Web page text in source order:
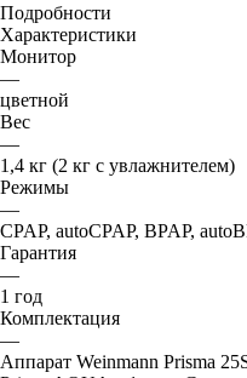
Подробности
Характеристики
Монитор
—
цветной
Вес
—
1,4 кг (2 кг с увлажнителем)
Режимы
—
CPAP, autoCPAP, BPAP,
Гарантия
—
1 год
Комплектация
—
Аппарат Weinmann Prisma